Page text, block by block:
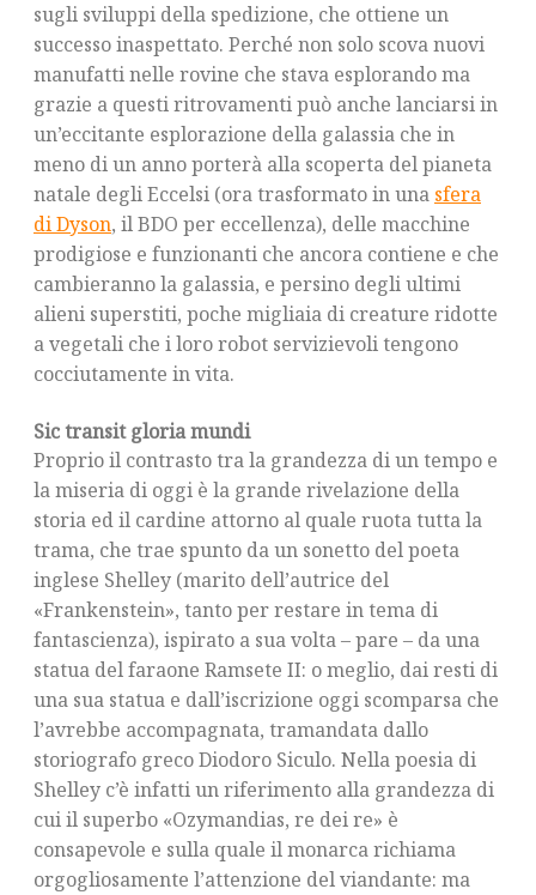
sugli sviluppi della spedizione, che ottiene un
successo inaspettato. Perché non solo scova nuovi
manufatti nelle rovine che stava esplorando ma
grazie a questi ritrovamenti può anche lanciarsi in
un’eccitante esplorazione della galassia che in
meno di un anno porterà alla scoperta del pianeta
natale degli Eccelsi (ora trasformato in una sfera
di Dyson, il BDO per eccellenza), delle macchine
prodigiose e funzionanti che ancora contiene e che
cambieranno la galassia, e persino degli ultimi
alieni superstiti, poche migliaia di creature ridotte
a vegetali che i loro robot servizievoli tengono
cocciutamente in vita.
Sic transit gloria mundi
Proprio il contrasto tra la grandezza di un tempo e
la miseria di oggi è la grande rivelazione della
storia ed il cardine attorno al quale ruota tutta la
trama, che trae spunto da un sonetto del poeta
inglese Shelley (marito dell’autrice del
«Frankenstein», tanto per restare in tema di
fantascienza), ispirato a sua volta – pare – da una
statua del faraone Ramsete II: o meglio, dai resti di
una sua statua e dall’iscrizione oggi scomparsa che
l’avrebbe accompagnata, tramandata dallo
storiografo greco Diodoro Siculo. Nella poesia di
Shelley c’è infatti un riferimento alla grandezza di
cui il superbo «Ozymandias, re dei re» è
consapevole e sulla quale il monarca richiama
orgogliosamente l’attenzione del viandante: ma